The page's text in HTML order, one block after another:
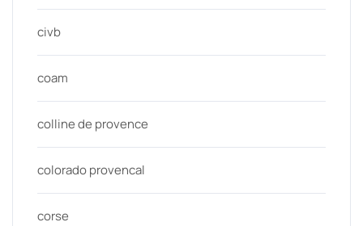
civb
coam
colline de provence
colorado provencal
corse